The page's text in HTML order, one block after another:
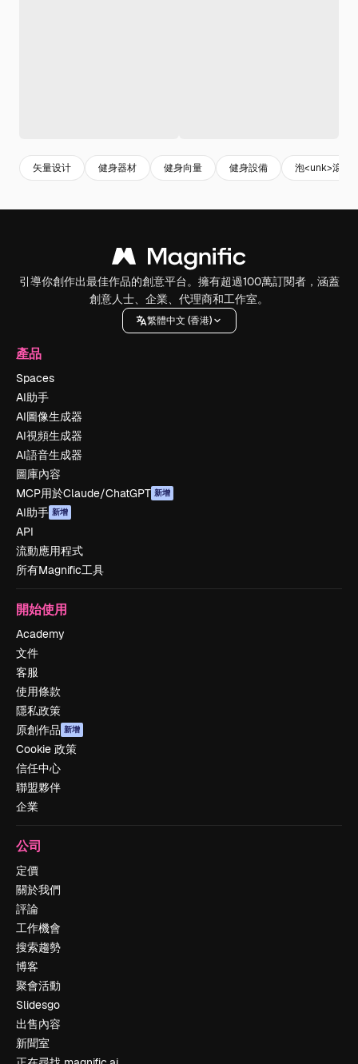
矢量设计 健身器材 健身向量 健身設備 泡<unk>滾筒
引導你創作出最佳作品的創意平台。擁有超過100萬訂閱者，涵蓋
創意人士、企業、代理商和工作室。
繁體中文 (香港)
產品
Spaces
AI助手
AI圖像生成器
AI視頻生成器
AI語音生成器
圖庫內容
MCP用於Claude/ChatGPT 新增
AI助手 新增
API
流動應用程式
所有Magnific工具
開始使用
Academy
文件
客服
使用條款
隱私政策
原創作品 新增
Cookie 政策
信任中心
聯盟夥伴
企業
公司
定價
關於我們
評論
工作機會
搜索趨勢
博客
聚會活動
Slidesgo
出售內容
新聞室